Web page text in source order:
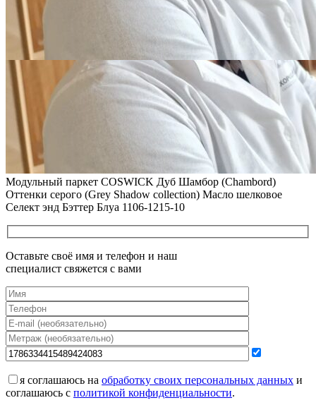
02.02.2026
ПОЛЫ, ПОКРЫТЫЕ МАСЛОМ. РЕСТАВРАЦИЯ
НЕБОЛЬШИХ ПОТЕРТОСТЕЙ
Читать полностью
12.01.2026
РЕСТАВРАЦИЯ НЕБОЛЬШИХ ВМЯТИН НА ПАРКЕТЕ.
ПОЛЫ, ПОКРЫТЫЕ МАСЛОМ И ТВЕРДЫМ ВОСКОМ
Читать полностью
12.01.2026
Все новости о Coswick
Модульный паркет COSWICK Дуб Шамбор (Chambord)
Оттенки серого (Grеy Shadow collection) Масло шелковое
Селект энд Бэттер Блуа 1106-1215-10
Оставьте своё имя и телефон и наш
специалист свяжется с вами
я соглашаюсь на обработку своих персональных данных и
соглашаюсь с политикой конфиденциальности.